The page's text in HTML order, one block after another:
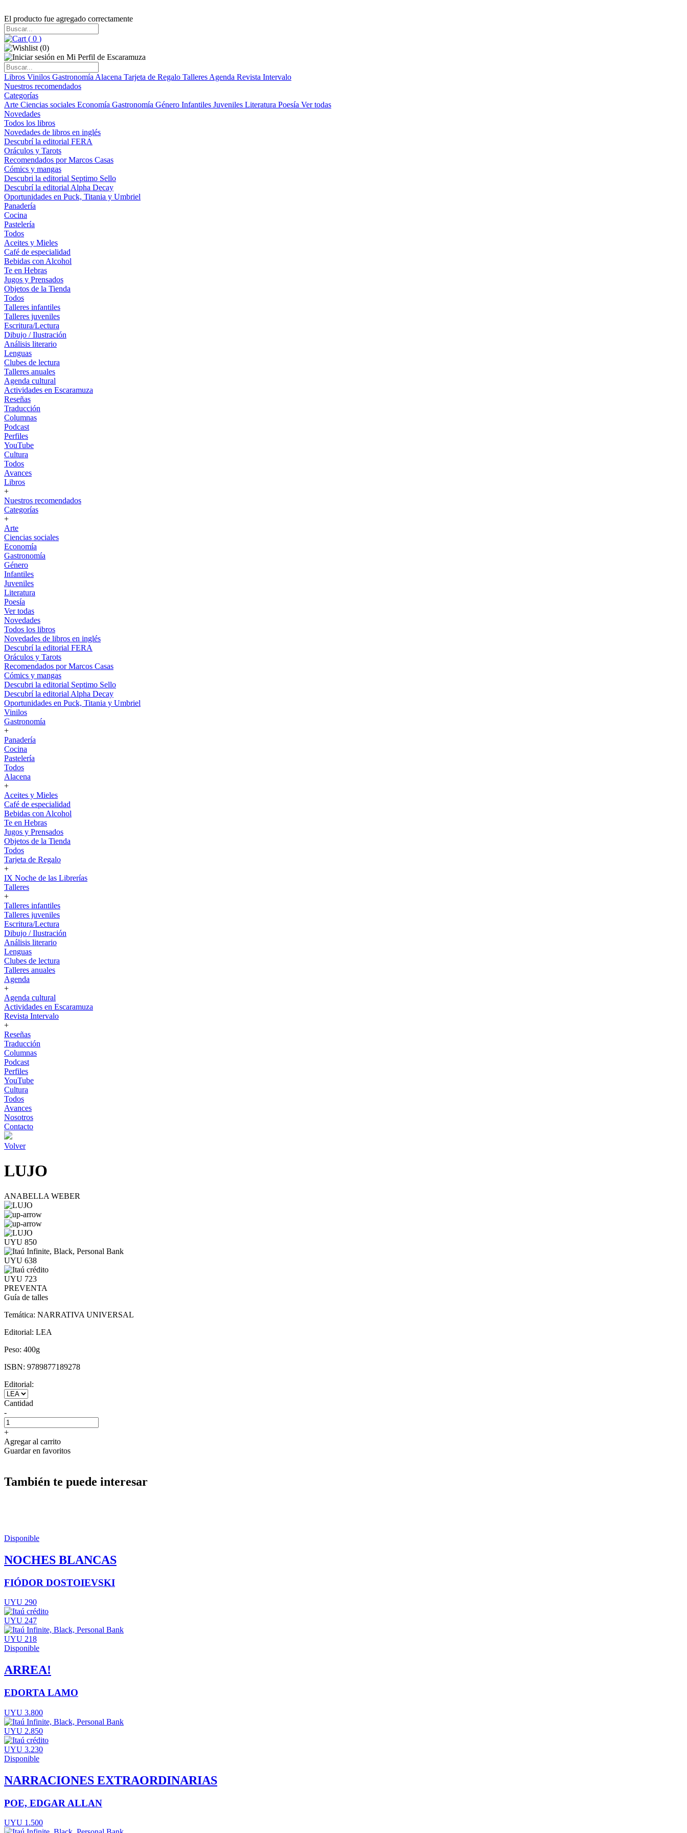
El producto fue agregado correctamente
( 0 )
(0)
Libros Vinilos Gastronomía Alacena Tarjeta de Regalo Talleres Agenda Revista Intervalo
Nuestros recomendados
Categorías
Arte Ciencias sociales Economía Gastronomía Género Infantiles Juveniles Literatura Poesía Ver todas
Novedades
Todos los libros
Novedades de libros en inglés
Descubrí la editorial FERA
Oráculos y Tarots
Recomendados por Marcos Casas
Cómics y mangas
Descubri la editorial Septimo Sello
Descubrí la editorial Alpha Decay
Oportunidades en Puck, Titania y Umbriel
Panadería
Cocina
Pastelería
Todos
Aceites y Mieles
Café de especialidad
Bebidas con Alcohol
Te en Hebras
Jugos y Prensados
Objetos de la Tienda
Todos
Talleres infantiles
Talleres juveniles
Escritura/Lectura
Dibujo / Ilustración
Análisis literario
Lenguas
Clubes de lectura
Talleres anuales
Agenda cultural
Actividades en Escaramuza
Reseñas
Traducción
Columnas
Podcast
Perfiles
YouTube
Cultura
Todos
Avances
Libros
+
Nuestros recomendados
Categorías
+
Arte
Ciencias sociales
Economía
Gastronomía
Género
Infantiles
Juveniles
Literatura
Poesía
Ver todas
Novedades
Todos los libros
Novedades de libros en inglés
Descubrí la editorial FERA
Oráculos y Tarots
Recomendados por Marcos Casas
Cómics y mangas
Descubri la editorial Septimo Sello
Descubrí la editorial Alpha Decay
Oportunidades en Puck, Titania y Umbriel
Vinilos
Gastronomía
+
Panadería
Cocina
Pastelería
Todos
Alacena
+
Aceites y Mieles
Café de especialidad
Bebidas con Alcohol
Te en Hebras
Jugos y Prensados
Objetos de la Tienda
Todos
Tarjeta de Regalo
+
IX Noche de las Librerías
Talleres
+
Talleres infantiles
Talleres juveniles
Escritura/Lectura
Dibujo / Ilustración
Análisis literario
Lenguas
Clubes de lectura
Talleres anuales
Agenda
+
Agenda cultural
Actividades en Escaramuza
Revista Intervalo
+
Reseñas
Traducción
Columnas
Podcast
Perfiles
YouTube
Cultura
Todos
Avances
Nosotros
Contacto
Volver
LUJO
ANABELLA WEBER
UYU 850
UYU 638
UYU 723
PREVENTA
Guía de talles
Temática: NARRATIVA UNIVERSAL
Editorial: LEA
Peso: 400g
ISBN: 9789877189278
Editorial:
Cantidad
-
+
Agregar al carrito
Guardar en favoritos
También te puede interesar
Disponible
NOCHES BLANCAS
FIÓDOR DOSTOIEVSKI
UYU 290
UYU 247
UYU 218
Disponible
ARREA!
EDORTA LAMO
UYU 3.800
UYU 2.850
UYU 3.230
Disponible
NARRACIONES EXTRAORDINARIAS
POE, EDGAR ALLAN
UYU 1.500